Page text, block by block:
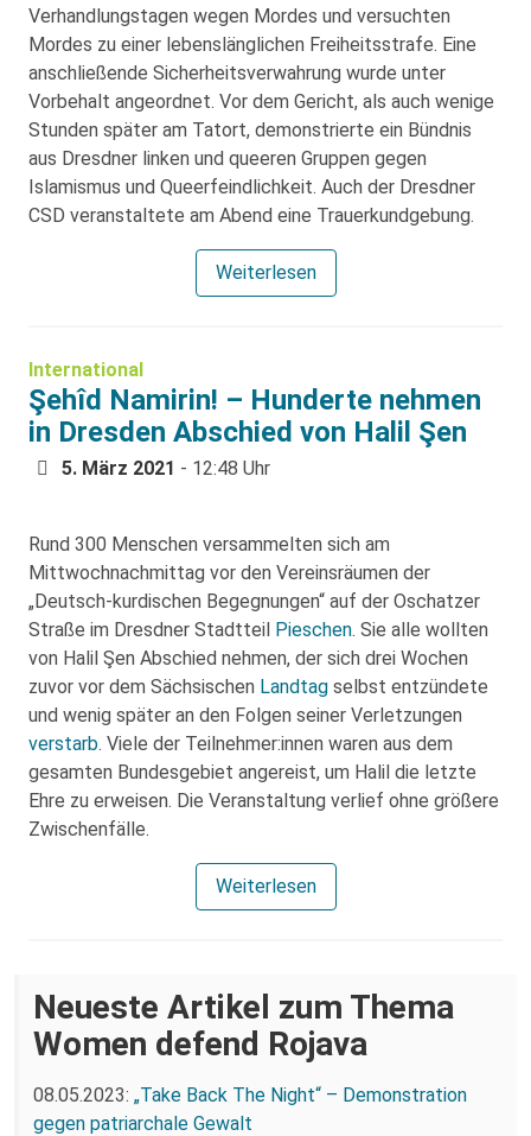
Verhandlungstagen wegen Mordes und versuchten
Mordes zu einer lebenslänglichen Freiheitsstrafe. Eine
anschließende Sicherheitsverwahrung wurde unter
Vorbehalt angeordnet. Vor dem Gericht, als auch wenige
Stunden später am Tatort, demonstrierte ein Bündnis
aus Dresdner linken und queeren Gruppen gegen
Islamismus und Queerfeindlichkeit. Auch der Dresdner
CSD veranstaltete am Abend eine Trauerkundgebung.
Weiterlesen
International
Şehîd Namirin! – Hunderte nehmen
in Dresden Abschied von Halil Şen
5. März 2021 - 12:48 Uhr
Rund 300 Menschen versammelten sich am
Mittwochnachmittag vor den Vereinsräumen der
„Deutsch-kurdischen Begegnungen“ auf der Oschatzer
Straße im Dresdner Stadtteil Pieschen. Sie alle wollten
von Halil Şen Abschied nehmen, der sich drei Wochen
zuvor vor dem Sächsischen Landtag selbst entzündete
und wenig später an den Folgen seiner Verletzungen
verstarb. Viele der Teilnehmer:innen waren aus dem
gesamten Bundesgebiet angereist, um Halil die letzte
Ehre zu erweisen. Die Veranstaltung verlief ohne größere
Zwischenfälle.
Weiterlesen
Neueste Artikel zum Thema
Women defend Rojava
08.05.2023: „Take Back The Night“ – Demonstration
gegen patriarchale Gewalt